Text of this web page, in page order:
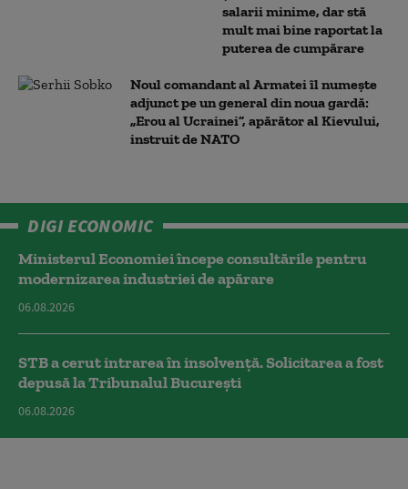
salarii minime, dar stă
mult mai bine raportat la
puterea de cumpărare
Noul comandant al Armatei îl numește
adjunct pe un general din noua gardă:
„Erou al Ucrainei”, apărător al Kievului,
instruit de NATO
DIGI ECONOMIC
Ministerul Economiei începe consultările pentru
modernizarea industriei de apărare
06.08.2026
STB a cerut intrarea în insolvență. Solicitarea a fost
depusă la Tribunalul București
06.08.2026